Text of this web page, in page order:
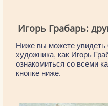
Игорь Грабарь:
Ниже вы можете увидеть
художника, как Игорь
ознакомиться со всеми
кнопке ниже.